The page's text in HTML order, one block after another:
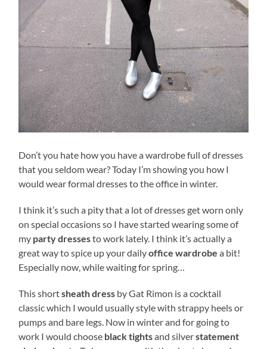
Don’t you hate how you have a wardrobe full of dresses
that you seldom wear? Today I’m showing you how I
would wear formal dresses to the office in winter.
I think it’s such a pity that a lot of dresses get worn only
on special occasions so I have started wearing some of
my party dressesto work lately. I think it’s actually a
great way to spice up your dailyoffice wardrobe a bit!
Especially now, while waiting for spring…
This shortsheath dress by Gat Rimon is a cocktail
classic which I would usually style with strappy heels or
pumps and bare legs. Now in winter and for going to
work I would choose black tightsand silverstatement